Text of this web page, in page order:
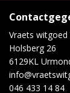
Vraets witgoed
Holsberg 26
6129KL
046 433 14 84